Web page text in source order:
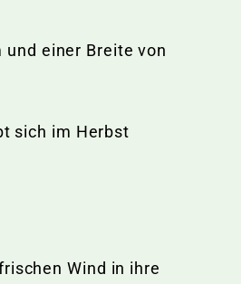
einer Breite von
sich im Herbst
Wind in ihre